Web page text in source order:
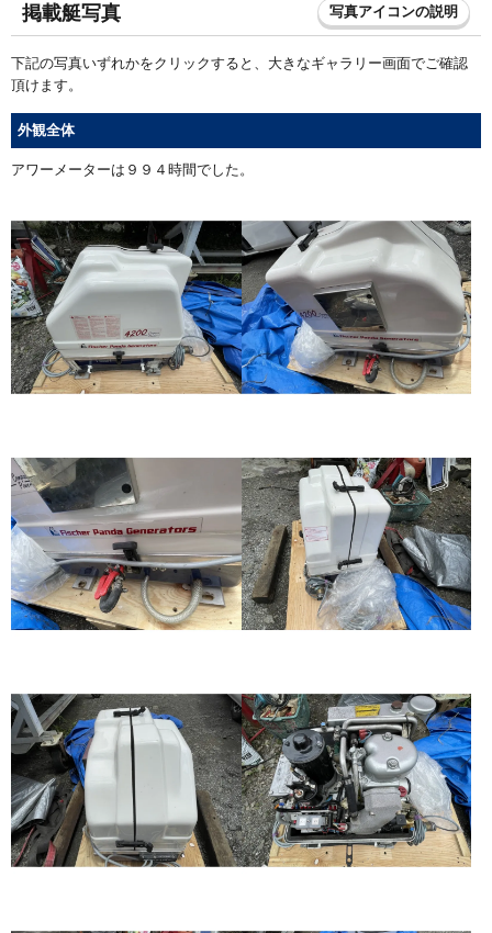
掲載艇写真 写真アイコンの説明
下記の写真いずれかをクリックすると、大きなギャラリー画面でご確認
頂けます。
外観全体
アワーメーターは９９４時間でした。